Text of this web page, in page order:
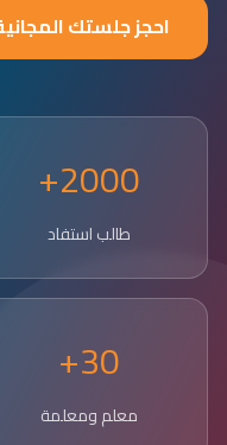
احجز جلستك
2000+
طالب استفاد
30+
معلم ومعلمة